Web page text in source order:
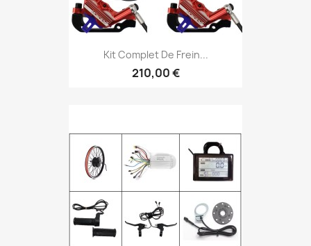
Kit Complet De Frein...
210,00 €